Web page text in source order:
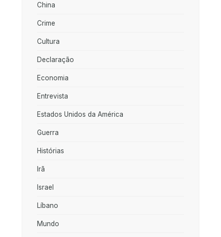
China
Crime
Cultura
Declaração
Economia
Entrevista
Estados Unidos da América
Guerra
Histórias
Irã
Israel
Líbano
Mundo